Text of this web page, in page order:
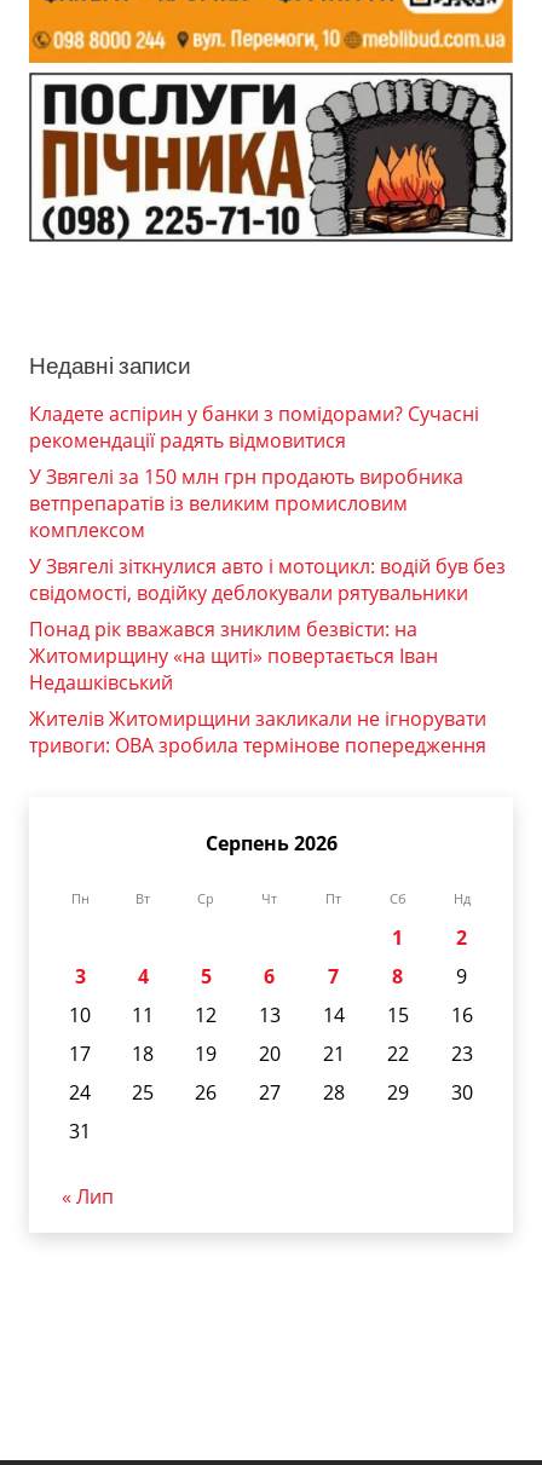
Недавні записи
Кладете аспірин у банки з помідорами? Сучасні
рекомендації радять відмовитися
У Звягелі за 150 млн грн продають виробника
ветпрепаратів із великим промисловим
комплексом
У Звягелі зіткнулися авто і мотоцикл: водій був без
свідомості, водійку деблокували рятувальники
Понад рік вважався зниклим безвісти: на
Житомирщину «на щиті» повертається Іван
Недашківський
Жителів Житомирщини закликали не ігнорувати
тривоги: ОВА зробила термінове попередження
Серпень 2026
Пн Вт Ср Чт Пт Сб Нд
1
2
3
4 5 6 7 8
9
10
11 12 13 14 15
16
17
18 19 20 21 22
23
24
25 26 27 28 29
30
31
« Лип